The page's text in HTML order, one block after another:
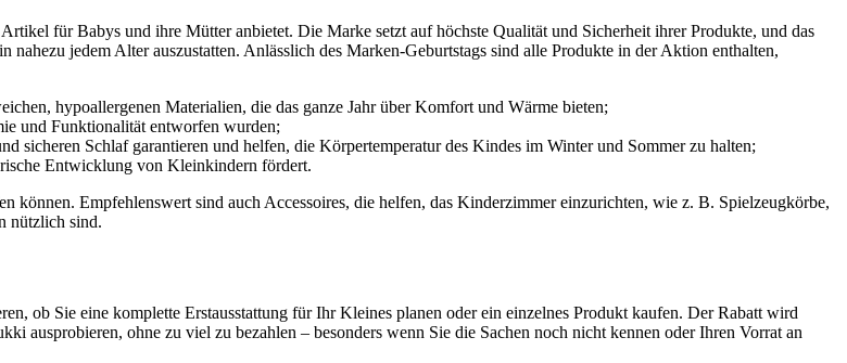
für Babys und ihre Mütter anbietet. Die Marke setzt auf höchste Qualität und Sicherheit ihrer Produkte, und das
jedem Alter auszustatten. Anlässlich des Marken-Geburtstags sind alle Produkte in der Aktion enthalten,
hypoallergenen Materialien, die das ganze Jahr über Komfort und Wärme bieten;
und Funktionalität entworfen wurden;
sicheren Schlaf garantieren und helfen, die Körpertemperatur des Kindes im Winter und Sommer zu halten;
Entwicklung von Kleinkindern fördert.
können. Empfehlenswert sind auch Accessoires, die helfen, das Kinderzimmer einzurichten, wie z. B. Spielzeugkörbe,
nützlich sind.
ob Sie eine komplette Erstausstattung für Ihr Kleines planen oder ein einzelnes Produkt kaufen. Der Rabatt wird
ausprobieren, ohne zu viel zu bezahlen – besonders wenn Sie die Sachen noch nicht kennen oder Ihren Vorrat an